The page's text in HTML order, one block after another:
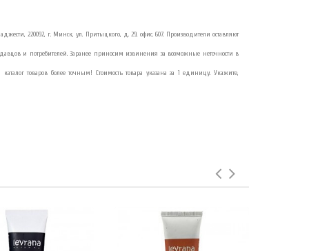
220092, г. Минск, ул. Притыцкого, д. 29, офис. 607. Производители оставляют
и потребителей. Заранее приносим извинения за возможные неточности в
товаров более точным! Стоимость товара указана за 1 единицу. Укажите,